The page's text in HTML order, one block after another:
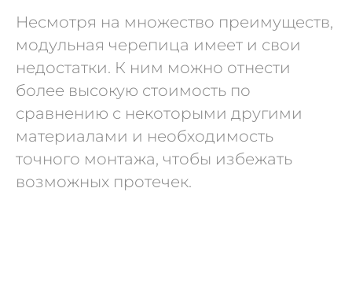
Несмотря на множество преимуществ,
модульная черепица имеет и свои
недостатки. К ним можно отнести
более высокую стоимость по
сравнению с некоторыми другими
материалами и необходимость
точного монтажа, чтобы избежать
возможных протечек.